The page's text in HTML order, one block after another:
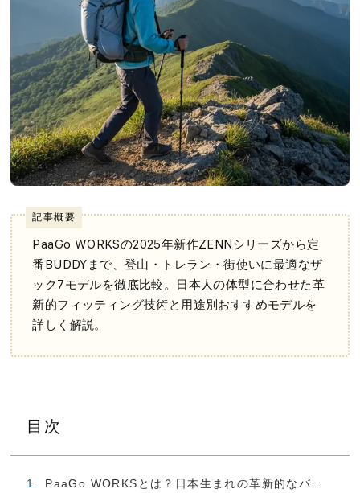
記事概要
PaaGo WORKSの2025年新作ZENNシリーズから定
番BUDDYまで、登山・トレラン・街使いに最適なザ
ック7モデルを徹底比較。日本人の体型に合わせた革
新的フィッティング技術と用途別おすすめモデルを
詳しく解説。
目次